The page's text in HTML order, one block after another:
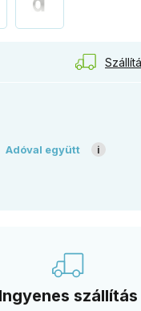
Adóval együtt i
Ingyenes szállítás